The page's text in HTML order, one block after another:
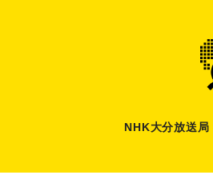
NHK大分放送局